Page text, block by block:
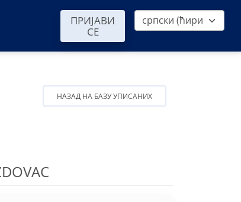
ПРИЈАВИ
СЕ
НАЗАД НА БАЗУ УПИСАНИХ